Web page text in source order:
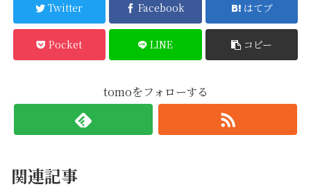
Twitter Facebook はてブ
Pocket LINE コピー
tomoをフォローする
関連記事